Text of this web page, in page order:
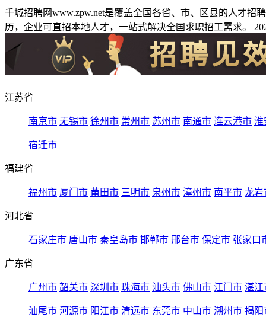
千城招聘网www.zpw.net是覆盖全国各省、市、区县的人才
历，企业可直招本地人才，一站式解决全国求职招工需求。
江苏省
南京市 无锡市 徐州市 常州市 苏州市 南通市 连云港市 淮
宿迁市
福建省
福州市 厦门市 莆田市 三明市 泉州市 漳州市 南平市 龙岩
河北省
石家庄市 唐山市 秦皇岛市 邯郸市 邢台市 保定市 张家口
广东省
广州市 韶关市 深圳市 珠海市 汕头市 佛山市 江门市 湛江
汕尾市 河源市 阳江市 清远市 东莞市 中山市 潮州市 揭阳